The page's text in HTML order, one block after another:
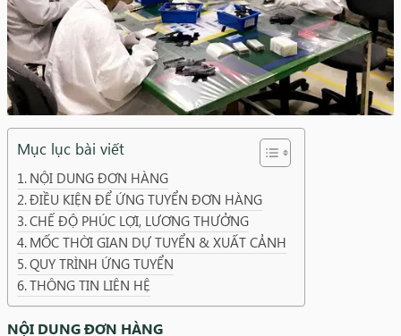
Mục lục bài viết
NỘI DUNG ĐƠN HÀNG
ĐIỀU KIỆN ĐỂ ỨNG TUYỂN ĐƠN HÀNG
CHẾ ĐỘ PHÚC LỢI, LƯƠNG THƯỞNG
MỐC THỜI GIAN DỰ TUYỂN & XUẤT CẢNH
QUY TRÌNH ỨNG TUYỂN
THÔNG TIN LIÊN HỆ
NỘI DUNG ĐƠN HÀNG